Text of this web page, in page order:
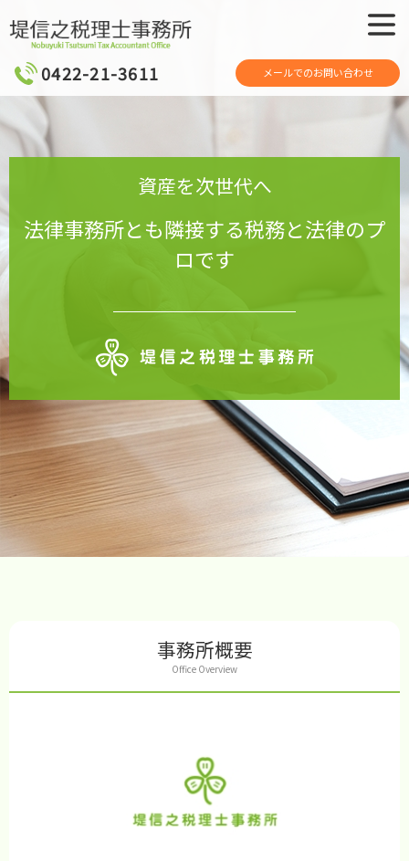
ー
0422-21-3611 メールでのお問い合わせ
資産を次世代へ
法律事務所とも隣接する税務と法律のプ
ロです
事務所概要
Office Overview